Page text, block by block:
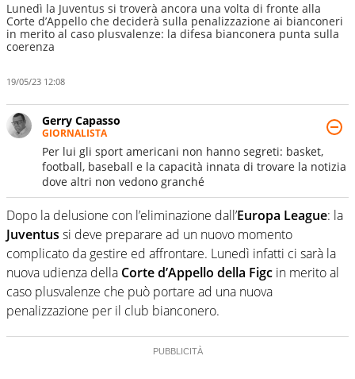
Lunedì la Juventus si troverà ancora una volta di fronte alla
Corte d’Appello che deciderà sulla penalizzazione ai bianconeri
in merito al caso plusvalenze: la difesa bianconera punta sulla
coerenza
19/05/23 12:08
Gerry Capasso
GIORNALISTA
Per lui gli sport americani non hanno segreti: basket,
football, baseball e la capacità innata di trovare la notizia
dove altri non vedono granché
Dopo la delusione con l’eliminazione dall’Europa League: la
Juventus si deve preparare ad un nuovo momento
complicato da gestire ed affrontare. Lunedì infatti ci sarà la
nuova udienza della Corte d’Appello della Figc in merito al
caso plusvalenze che può portare ad una nuova
penalizzazione per il club bianconero.